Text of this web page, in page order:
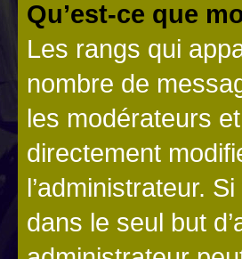
Qu’est-ce que
Les rangs qui
nombre de
les modérateurs
directement
l’administrateur.
dans le seul but